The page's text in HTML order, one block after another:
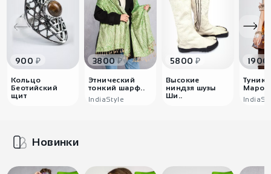
900 ₽
Кольцо
Беотийский
щит
3800₽
Этнический
тонкий шарф..
IndiaStyle
5800 ₽
Высокие
ниндзя шузы
Ши..
1900
Новинки